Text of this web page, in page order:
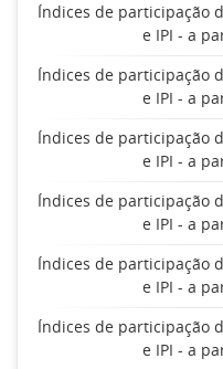
Índices de participação
e IPI - a
Índices de participação
e IPI - a
Índices de participação
e IPI - a
Índices de participação
e IPI - a
Índices de participação
e IPI - a
Índices de participação
e IPI - a